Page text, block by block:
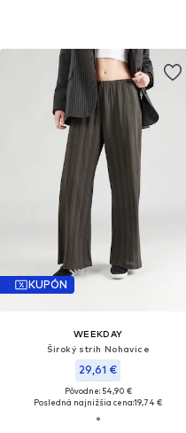
KUPÓN
WEEKDAY
Široký strih Nohavice
29,61 €
Pôvodne: 54,90 €
Posledná najnižšia cena:19,74 €